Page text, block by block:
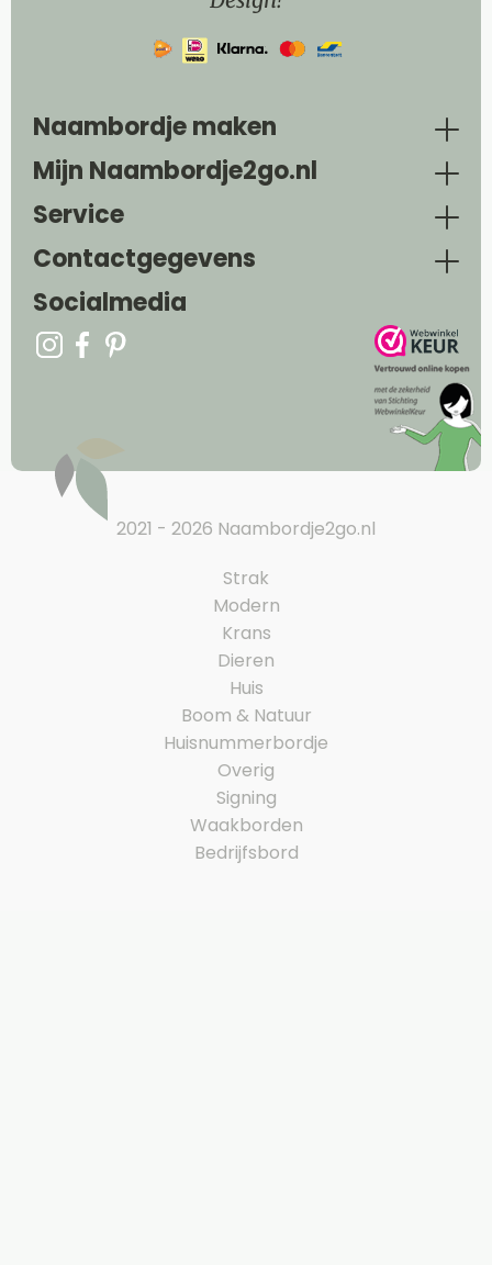
Naambordje maken
Mijn Naambordje2go.nl
Service
Contactgegevens
Socialmedia
2021 - 2026 Naambordje2go.nl
Strak
Modern
Krans
Dieren
Huis
Boom & Natuur
Huisnummerbordje
Overig
Signing
Waakborden
Bedrijfsbord